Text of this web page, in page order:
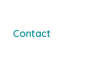
Contact